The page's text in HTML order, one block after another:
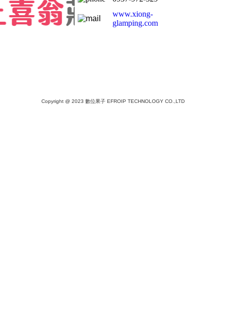
www.xiong-
glamping.com
Copyright @ 2023 數位果子 EFROIP TECHNOLOGY CO.,LTD